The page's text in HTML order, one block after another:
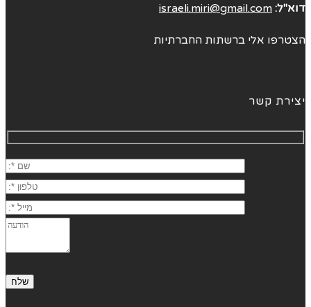
דוא"ל: israeli.miri@gmail.com
הצטרפו אלי ברשתות החברתיות
יצירת קשר